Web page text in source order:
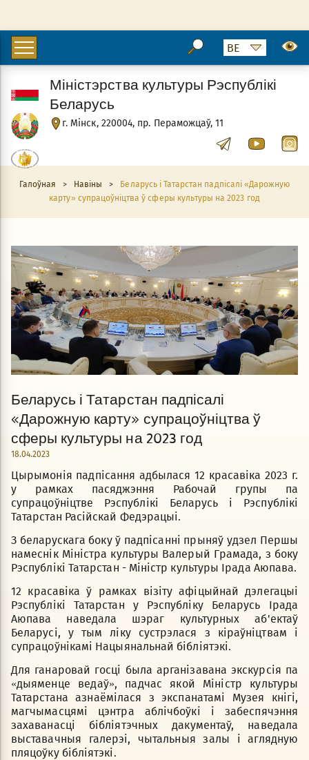
г. Мінск, 220004, пр. Пераможцаў, 11
Міністэрства культуры Рэспублікі
Беларусь
Галоўная > Навіны >
Беларусь і Татарстан падпісалі «Дарожную
карту» супрацоўніцтва ў сферы культуры на 2023 год
Беларусь і Татарстан падпісалі
«Дарожную карту» супрацоўніцтва ў
сферы культуры на 2023 год
18.04.2023
Цырымонія падпісання адбылася 12 красавіка 2023 г.
у рамках пасяджэння Рабочай групы па
супрацоўніцтве Рэспублікі Беларусь і Рэспублікі
Татарстан Расійскай Федэрацыі.
З беларускага боку ў падпісанні прыняў удзел Першы
намеснік Міністра культуры Валерый Грамада, з боку
Рэспублікі Татарстан - Міністр культуры Ірада Аюпава.
12 красавіка ў рамках візіту афіцыйнай дэлегацыі
Рэспублікі Татарстан у Рэспубліку Беларусь Ірада
Аюпава наведала шэраг культурных аб'ектаў
Беларусі, у тым ліку сустрэлася з кіраўніцтвам і
супрацоўнікамі Нацыянальнай бібліятэкі.
Для ганаровай госці была арганізавана экскурсія па
«дыяменце ведаў», падчас якой Міністр культуры
Татарстана азнаёмілася з экспанатамі Музея кнігі,
магчымасцямі цэнтра аблічбоўкі і забеспячэння
захаванасці бібліятэчных дакументаў, наведала
выставачныя галерэі, чытальныя залы і аглядную
пляцоўку бібліятэкі.